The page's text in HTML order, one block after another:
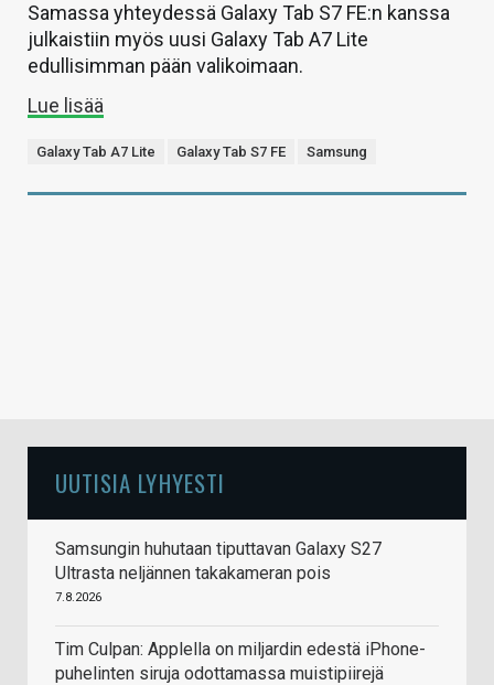
Samassa yhteydessä Galaxy Tab S7 FE:n kanssa
julkaistiin myös uusi Galaxy Tab A7 Lite
edullisimman pään valikoimaan.
Lue lisää
Galaxy Tab A7 Lite Galaxy Tab S7 FE Samsung
UUTISIA LYHYESTI
Samsungin huhutaan tiputtavan Galaxy S27
Ultrasta neljännen takakameran pois
7.8.2026
Tim Culpan: Applella on miljardin edestä iPhone-
puhelinten siruja odottamassa muistipiirejä